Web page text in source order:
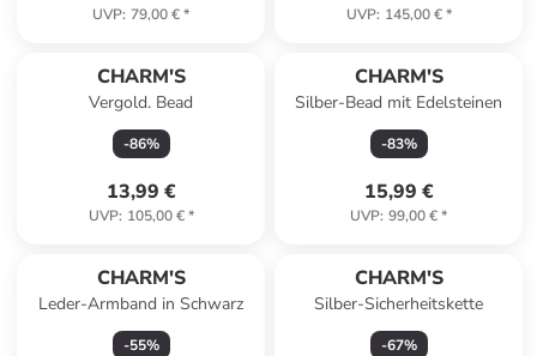
UVP: 79,00 €* UVP: 145,00 €*
CHARM'S
Vergold. Bead
-86%
13,99 €
UVP: 105,00 €*
CHARM'S
Silber-Bead mit Edelsteinen
-83%
15,99 €
UVP: 99,00 €*
CHARM'S
Leder-Armband in Schwarz
-55%
CHARM'S
Silber-Sicherheitskette
-67%